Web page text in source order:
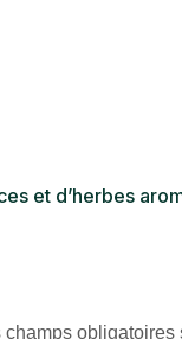
et d’herbes
champs